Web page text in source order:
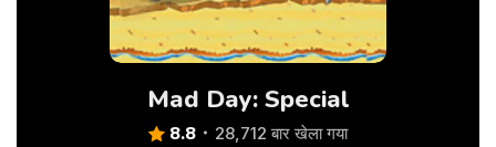
Mad Day: Special
8.8 28,712 बार खेला गया